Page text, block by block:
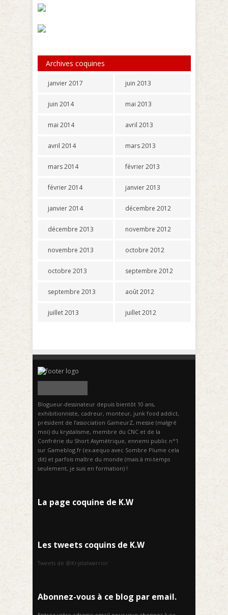
Archives coquines
janvier 2017
juin 2014
mai 2014
avril 2014
mars 2014
février 2014
janvier 2014
décembre 2013
novembre 2013
octobre 2013
septembre 2013
juillet 2013
juin 2013
mai 2013
avril 2013
mars 2013
février 2013
janvier 2013
décembre 2012
novembre 2012
octobre 2012
septembre 2012
août 2012
juillet 2012
Blogueur-dessinateur depuis bientôt 10 ans,
exhibitionniste, cadreur, monteur, junk food addict,
président de l’association GameurZ, messie (malgré
moi) du krystalisme, membre du CNC et de la
Confrérie du Short Asymétrique, ennemi public n°1
sur Gameblog.fr (ex-aequo avec Sombre Plume cela
dit) et parfois maître du monde (mais à mi-temps
seulement, je suis en formation) !
La page coquine de K.W
Les tweets coquins de K.W
Tweets de @Krystalwarrior
Abonnez-vous à ce blog par email.